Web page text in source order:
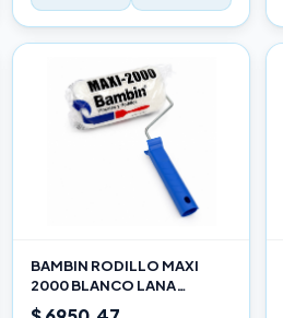
BAMBIN RODILLO MAXI
2000 BLANCO LANA
SELECCIONADA 10 CM